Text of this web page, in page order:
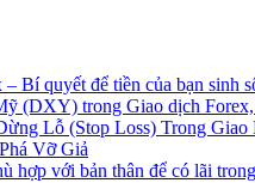
Bí quyết để tiền của bạn sinh
(DXY) trong Giao dịch
Lỗ (Stop Loss) Trong
Vỡ Giả
hợp với bản thân để có lãi